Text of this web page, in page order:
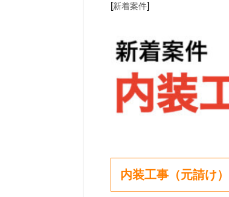
[新着案件]
内装工事（元請け